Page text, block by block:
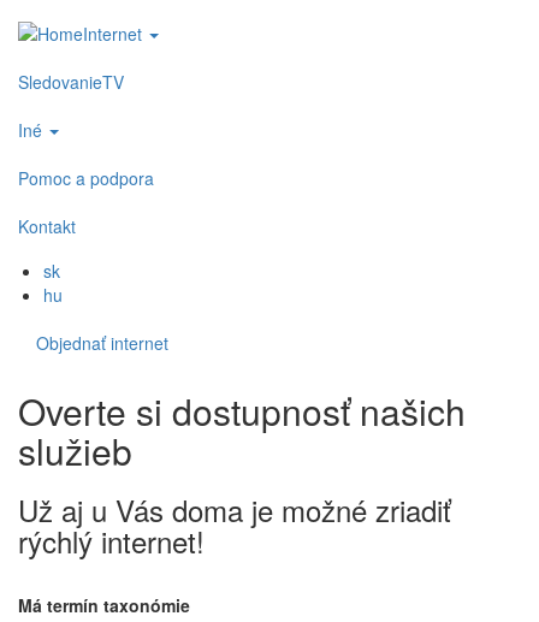
na
obsah
Main
navigation
Internet
SledovanieTV
Iné
Pomoc a podpora
Kontakt
sk
hu
Mam
Zaujem
Objednať internet
Overte si dostupnosť našich
služieb
Už aj u Vás doma je možné zriadiť
rýchlý internet!
Má termín taxonómie